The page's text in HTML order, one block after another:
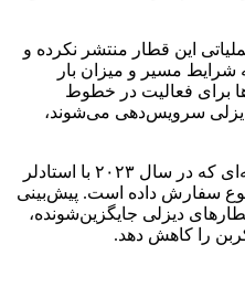
این قطار منتشر نکرده و
مسیر و میزان بار
برای فعالیت در خطوط
سرویس‌دهی می‌شوند،
شرکت ARST بر اساس توافق‌نامه‌ای که در سال ۲۰۲۳ با استادلر
قطار از این نوع سفارش داده است. پیش‌بینی
دیزلی جایگزین‌شونده،